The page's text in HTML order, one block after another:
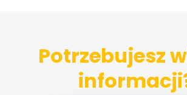
Potrzebujesz